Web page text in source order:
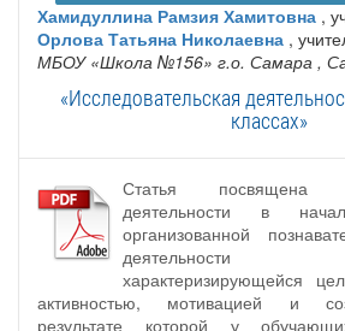
Хамидуллина Рамзия Хамитовна ,
Орлова Татьяна Николаевна ,
МБОУ «Школа №156» г.о. Самара ,
«Исследовательская
классах»
Статья посвящена
деятельности в
организованной
характеризирующейся
активностью, мотивацией и
результате которой у